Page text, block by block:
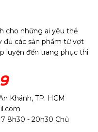
cho những ai yêu thể
đủ các sản phẩm từ vợt
luyện đến trang phục thi
Khánh, TP. HCM
8h30 - 20h30 Chủ